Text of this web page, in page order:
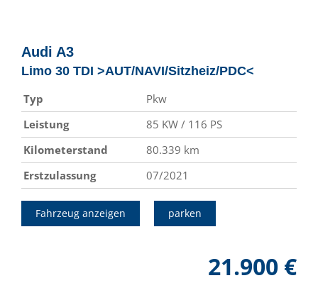
Audi A3
Limo 30 TDI >AUT/NAVI/Sitzheiz/PDC<
Typ
Pkw
Leistung
85 KW / 116 PS
Kilometerstand
80.339 km
Erstzulassung
07/2021
Fahrzeug anzeigen parken
21.900 €